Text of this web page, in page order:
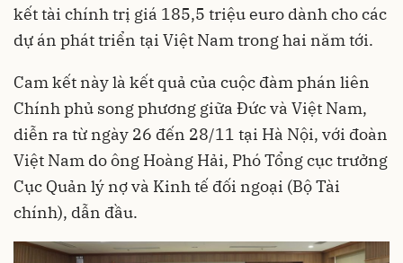
kết tài chính trị giá 185,5 triệu euro dành cho các
dự án phát triển tại Việt Nam trong hai năm tới.
Cam kết này là kết quả của cuộc đàm phán liên
Chính phủ song phương giữa Đức và Việt Nam,
diễn ra từ ngày 26 đến 28/11 tại Hà Nội, với đoàn
Việt Nam do ông Hoàng Hải, Phó Tổng cục trưởng
Cục Quản lý nợ và Kinh tế đối ngoại (Bộ Tài
chính), dẫn đầu.